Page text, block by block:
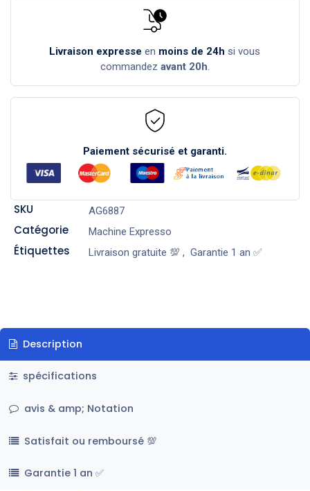
Livraison expresse en moins de 24h si vous
commandez avant 20h.
Paiement sécurisé et garanti.
SKU AG6887
Catégorie Machine Expresso
Étiquettes Livraison gratuite 💯 , Garantie 1 an ✅
Description
spécifications
avis & amp; Notation
Satisfait ou remboursé 💯
Garantie 1 an ✅